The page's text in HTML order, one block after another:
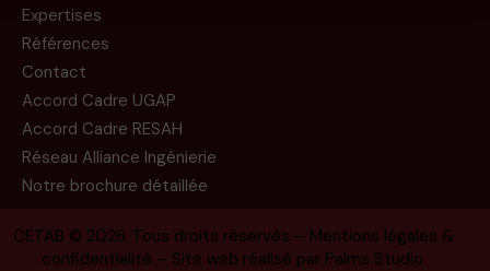
Expertises
Références
Contact
Accord Cadre UGAP
Accord Cadre RESAH
Réseau Alliance Ingénierie
Notre brochure détaillée
CETAB © 2026. Tous droits réservés – Mentions légales &
confidentialité – Site web réalisé par Palms Studio